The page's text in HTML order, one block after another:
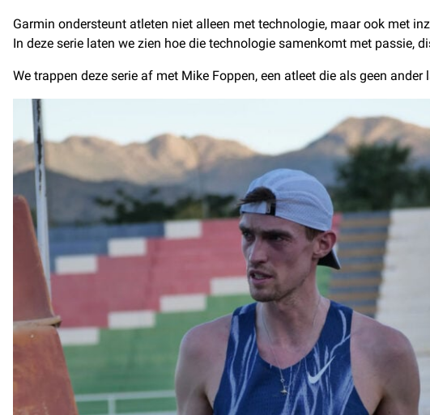
Garmin ondersteunt atleten niet alleen met technologie, maar ook met
In deze serie laten we zien hoe die technologie samenkomt met passie,
We trappen deze serie af met Mike Foppen, een atleet die als geen